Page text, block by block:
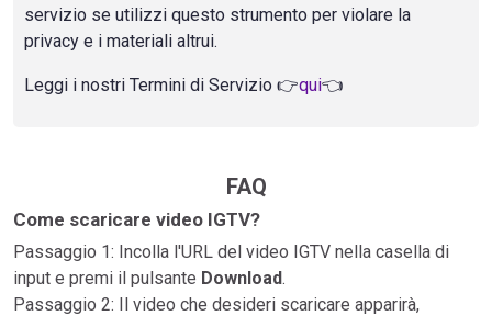
servizio se utilizzi questo strumento per violare la
privacy e i materiali altrui.
Leggi i nostri Termini di Servizio 👉qui👈
FAQ
Come scaricare video IGTV?
Passaggio 1: Incolla l'URL del video IGTV nella casella di
input e premi il pulsante Download.
Passaggio 2: Il video che desideri scaricare apparirà,